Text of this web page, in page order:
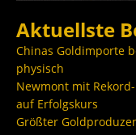
Aktuellste
Chinas Goldimporte
physisch
Newmont mit
auf Erfolgskurs
Größter